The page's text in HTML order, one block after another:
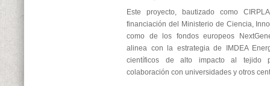
Este proyecto, bautizado como
financiación del Ministerio de Ciencia,
como de los fondos europeos
alinea con la estrategia de IMDEA
científicos de alto impacto al tejido
colaboración con universidades y otros